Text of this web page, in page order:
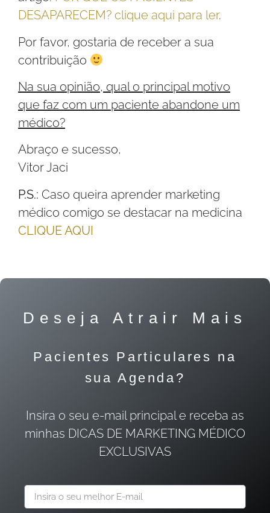
DESAPARECEM? clique aqui para ler.
Por favor, gostaria de receber a sua
contribuição
Na sua opinião, qual o principal motivo
que faz com um paciente abandone um
médico?
Abraço e sucesso,
Vitor Jaci
P.S.: Caso queira aprender marketing
médico comigo se destacar na medicina
CLIQUE AQUI
Deseja Atrair Mais
Pacientes Particulares na
sua Agenda?
Insira o seu e-mail principal e receba as
minhas DICAS DE MARKETING MÉDICO
EXCLUSIVAS